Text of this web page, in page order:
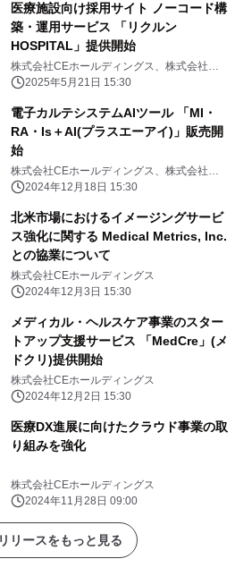
医療施設向け採用サイト ノーコード構
築・運用サービス 「リクルン
HOSPITAL」提供開始
株式会社CEホールディングス、株式会社サ
ンカクカンパニー
2025年5月21日 15:30
電子カルテシステムAIツール 「MI・
RA・Is＋AI(プラスエーアイ)」販売開
始
株式会社CEホールディングス、株式会社シ
ーエスアイ
2024年12月18日 15:30
北米市場におけるイメージングサービ
ス強化に関する Medical Metrics, Inc.
との協業について
株式会社CEホールディングス
2024年12月3日 15:30
メディカル・ヘルスケア事業のスター
トアップ支援サービス 「MedCre」(メ
ドクリ)提供開始
株式会社CEホールディングス
2024年12月2日 15:30
医療DX進展に向けたクラウド事業の取
り組みを強化
株式会社CEホールディングス
2024年11月28日 09:00
リースをもっと見る